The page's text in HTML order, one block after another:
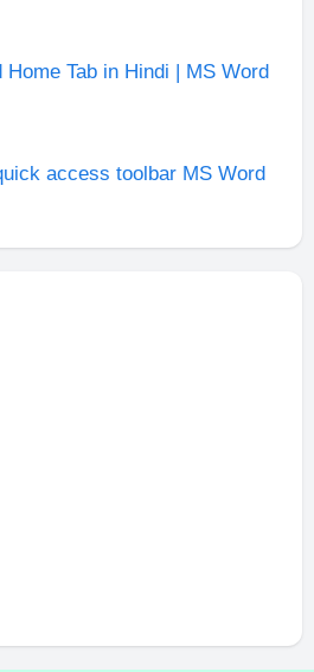
Home Tab in Hindi | MS Word
access toolbar MS Word